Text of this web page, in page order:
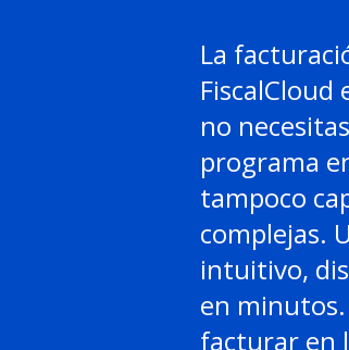
La
FiscalCloud
no
programa
tampoco
complejas.
intuitivo,
en
facturar en